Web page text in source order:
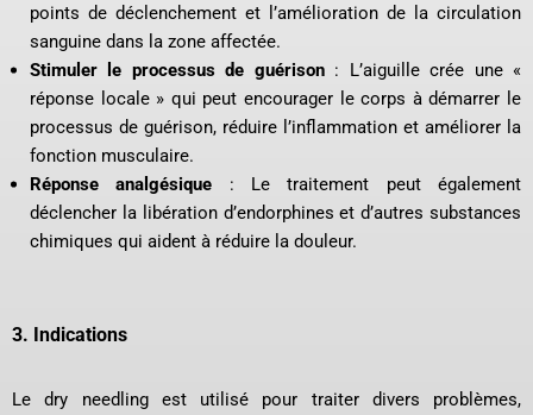
points de déclenchement et l’amélioration de la circulation
sanguine dans la zone affectée.
Stimuler le processus de guérison: L’aiguille crée une «
réponse locale » qui peut encourager le corps à démarrer le
processus de guérison, réduire l’inflammation et améliorer la
fonction musculaire.
Réponse analgésique : Le traitement peut également
déclencher la libération d’endorphines et d’autres substances
chimiques qui aident à réduire la douleur.
3. Indications
Le dry needling est utilisé pour traiter divers problèmes,